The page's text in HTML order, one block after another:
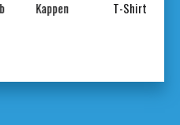
Kappen T-Shirt